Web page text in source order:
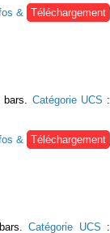
&
Téléchargement
Catégorie UCS :
&
Téléchargement
bars.Catégorie UCS :